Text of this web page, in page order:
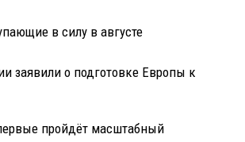
в силу в августе
заявили о подготовке Европы к
пройдёт масштабный